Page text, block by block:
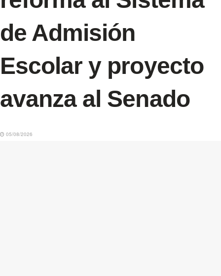
de Admisión
Escolar y proyecto
avanza al Senado
05/08/2026